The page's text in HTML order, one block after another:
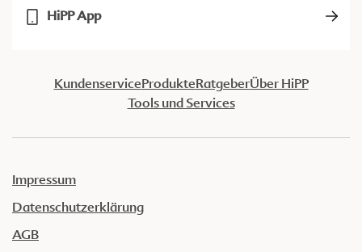
HiPP App
KundenserviceProdukteRatgeberÜber HiPP
Tools und Services
Impressum
Datenschutzerklärung
AGB